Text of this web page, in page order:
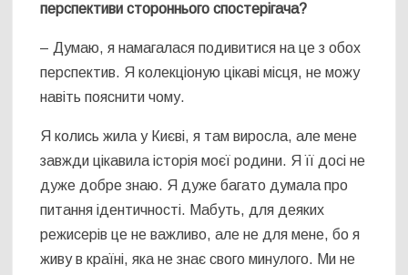
перспективи стороннього спостерігача?
– Думаю, я намагалася подивитися на це з обох
перспектив. Я колекціоную цікаві місця, не можу
навіть пояснити чому.
Я колись жила у Києві, я там виросла, але мене
завжди цікавила історія моєї родини. Я її досі не
дуже добре знаю. Я дуже багато думала про
питання ідентичності. Мабуть, для деяких
режисерів це не важливо, але не для мене, бо я
живу в країні, яка не знає свого минулого. Ми не